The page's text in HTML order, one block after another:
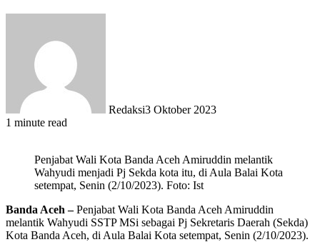
Redaksi3 Oktober 2023
1 minute read
Penjabat Wali Kota Banda Aceh Amiruddin melantik
Wahyudi menjadi Pj Sekda kota itu, di Aula Balai Kota
setempat, Senin (2/10/2023). Foto: Ist
Banda Aceh –Penjabat Wali Kota Banda Aceh Amiruddin
melantik Wahyudi SSTP MSi sebagai Pj Sekretaris Daerah (Sekda)
Kota Banda Aceh, di Aula Balai Kota setempat, Senin (2/10/2023).